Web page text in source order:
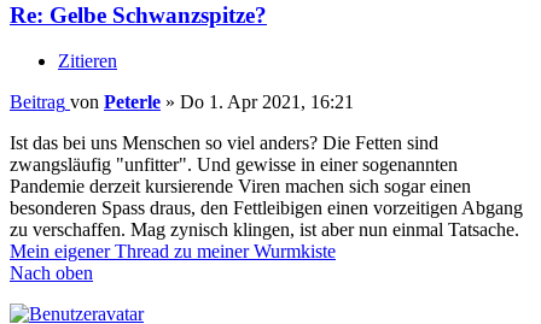
Re: Gelbe Schwanzspitze?
Zitieren
Beitrag von Peterle » Do 1. Apr 2021, 16:21
Ist das bei uns Menschen so viel anders? Die Fetten sind
zwangsläufig "unfitter". Und gewisse in einer sogenannten
Pandemie derzeit kursierende Viren machen sich sogar einen
besonderen Spass draus, den Fettleibigen einen vorzeitigen Abgang
zu verschaffen. Mag zynisch klingen, ist aber nun einmal Tatsache.
Mein eigener Thread zu meiner Wurmkiste
Nach oben